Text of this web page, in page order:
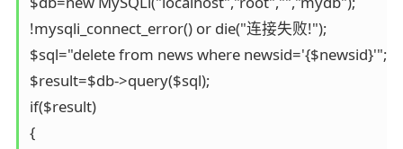
!mysqli_connect_error() or die("连接失败!");
$sql="delete from news where newsid='{$newsid}'";
$result=$db->query($sql);
if($result)
{